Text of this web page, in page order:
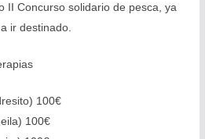
II Concurso solidario de pesca, ya
ir destinado.
100€
100€